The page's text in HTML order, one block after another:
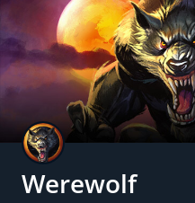
Werewolf